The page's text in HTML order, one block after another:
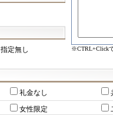
指定無し ※CTRL+Click
礼金なし
女性限定